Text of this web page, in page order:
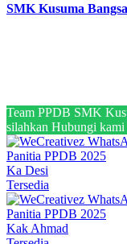
SMK Kusuma
Team PPDB SMK
silahkan Hubungi kami
Panitia PPDB 2025
Ka Desi
Tersedia
Panitia PPDB 2025
Kak Ahmad